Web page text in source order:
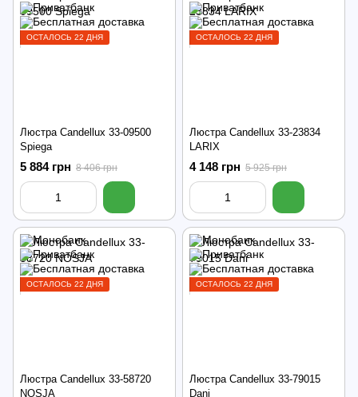
ОСТАЛОСЬ 22 ДНЯ
Люстра Candellux 33-09500
Spiega
5 884 грн 8 406 грн
ОСТАЛОСЬ 22 ДНЯ
Люстра Candellux 33-23834
LARIX
4 148 грн 5 925 грн
ОСТАЛОСЬ 22 ДНЯ
Люстра Candellux 33-58720
NOSJA
ОСТАЛОСЬ 22 ДНЯ
Люстра Candellux 33-79015
Dani